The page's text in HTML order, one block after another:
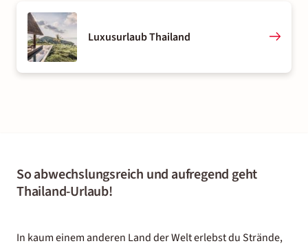
Luxusurlaub Thailand
So abwechslungsreich und aufregend geht
Thailand-Urlaub!
In kaum einem anderen Land der Welt erlebst du Strände,